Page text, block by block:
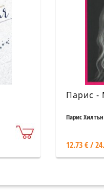
Парис -
Парис Хилтън
12.73 € /